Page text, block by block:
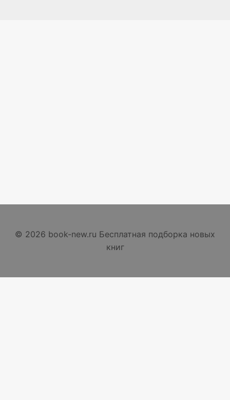
© 2026 book-new.ru Бесплатная подборка новых
книг